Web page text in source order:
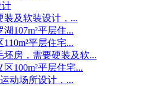
计
装及软装设计，...
湖107m²平层住...
110m²平层住宅...
坯房，需要硬装及软...
区100m²平层住宅...
运动场所设计，...